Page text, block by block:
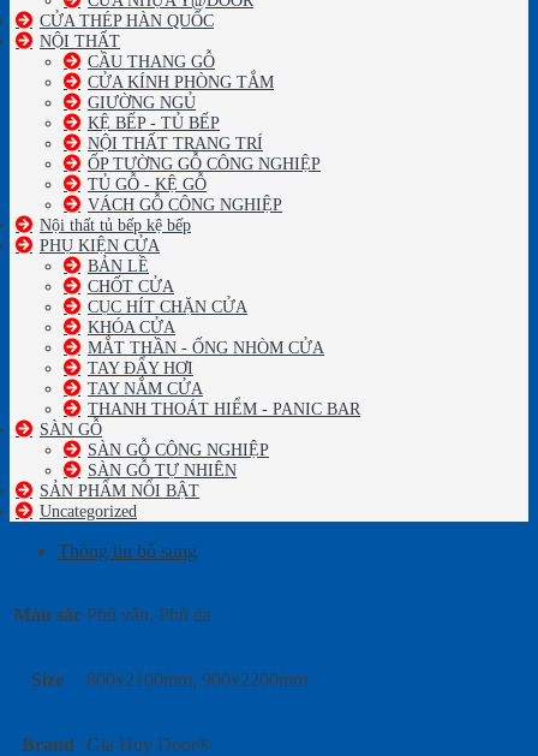
CỬA THÉP HÀN QUỐC
NỘI THẤT
CẦU THANG GỖ
CỬA KÍNH PHÒNG TẮM
GIƯỜNG NGỦ
KỆ BẾP - TỦ BẾP
NỘI THẤT TRANG TRÍ
ỐP TƯỜNG GỖ CÔNG NGHIỆP
TỦ GỖ - KỆ GỖ
VÁCH GỖ CÔNG NGHIỆP
Nội thất tủ bếp kệ bếp
PHỤ KIỆN CỬA
BẢN LỀ
CHỐT CỬA
CỤC HÍT CHẶN CỬA
KHÓA CỬA
MẮT THẦN - ỐNG NHÒM CỬA
TAY ĐẨY HƠI
TAY NẮM CỬA
THANH THOÁT HIỂM - PANIC BAR
SÀN GỖ
SÀN GỖ CÔNG NGHIỆP
SÀN GỖ TỰ NHIÊN
SẢN PHẨM NỔI BẬT
Uncategorized
Thông tin bổ sung
Màu sắc Phủ vân, Phủ da
Size 800x2100mm, 900x2200mm
Brand Gia Huy Door®